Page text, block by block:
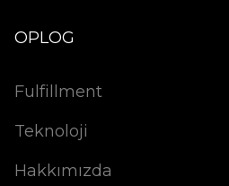
OPLOG
Fulfillment
Teknoloji
Hakkımızda